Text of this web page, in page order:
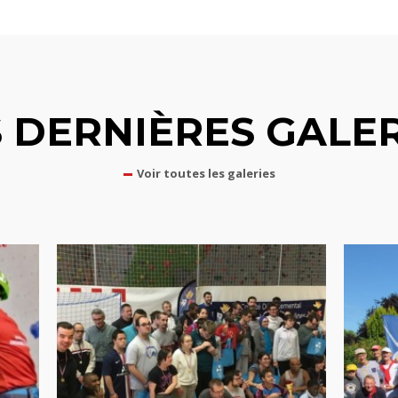
DERNIÈRES
Voir toutes les galeries